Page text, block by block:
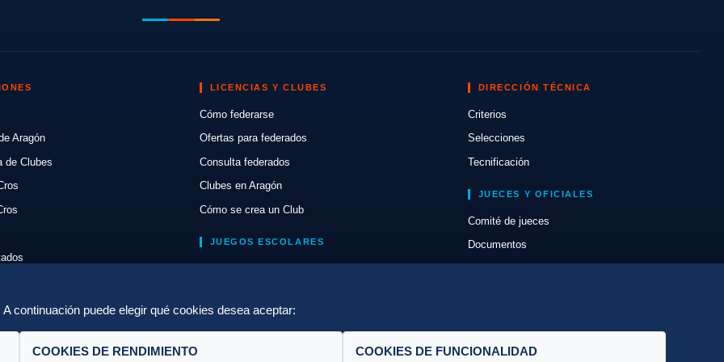
Aragón
de Clubes
LICENCIAS Y CLUBES
Cómo federarse
Ofertas para federados
Consulta federados
Clubes en Aragón
Cómo se crea un Club
JUEGOS ESCOLARES
DIRECCIÓN TÉCNICA
Criterios
Selecciones
Tecnificación
JUECES Y OFICIALES
Comité de jueces
Documentos
continuación puede elegir qué cookies desea aceptar:
COOKIES DE RENDIMIENTO COOKIES DE FUNCIONALIDAD